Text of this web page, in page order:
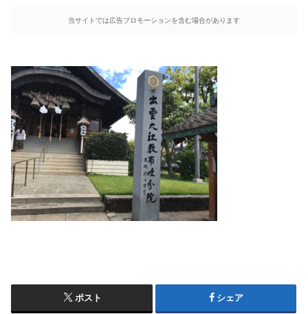
当サイトでは広告プロモーションを含む場合があります
ポスト シェア